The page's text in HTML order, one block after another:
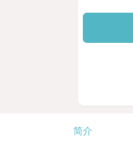
简介